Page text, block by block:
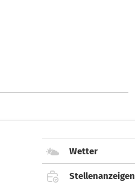
Wetter
Stellenanzeigen